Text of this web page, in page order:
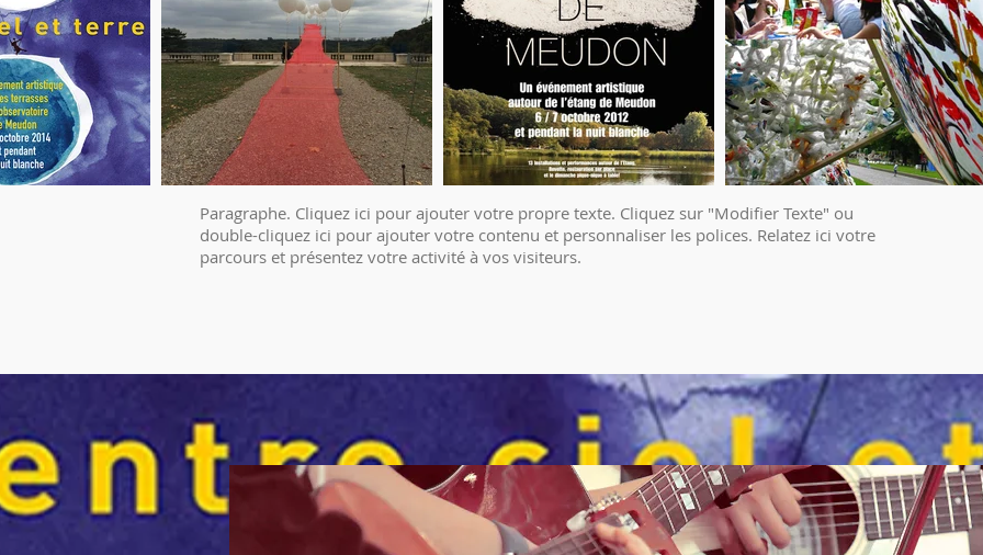
Paragraphe. Cliquez ici pour ajouter votre propre texte. Cliquez sur "Modifier Texte" ou
double-cliquez ici pour ajouter votre contenu et personnaliser les polices. Relatez ici votre
parcours et présentez votre activité à vos visiteurs.